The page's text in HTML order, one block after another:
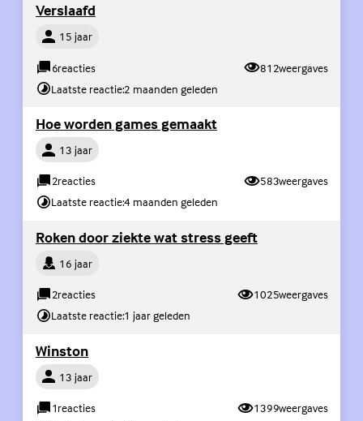
Verslaafd
Persoon15 jaar
6reacties 812weergaves
Laatste reactie:2 maanden geleden
Hoe worden games gemaakt
Persoon13 jaar
2reacties 583weergaves
Laatste reactie:4 maanden geleden
Roken door ziekte wat stress geeft
Persoon16 jaar
2reacties 1025weergaves
Laatste reactie:1 jaar geleden
Winston
Persoon13 jaar
1reacties 1399weergaves